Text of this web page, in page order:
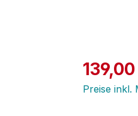
Preise inkl.